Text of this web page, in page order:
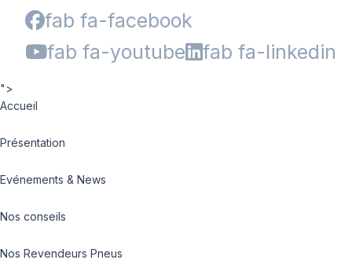
fab fa-facebook
fab fa-youtube
fab fa-linkedin
">
Accueil
Présentation
Evénements & News
Nos conseils
Nos Revendeurs Pneus